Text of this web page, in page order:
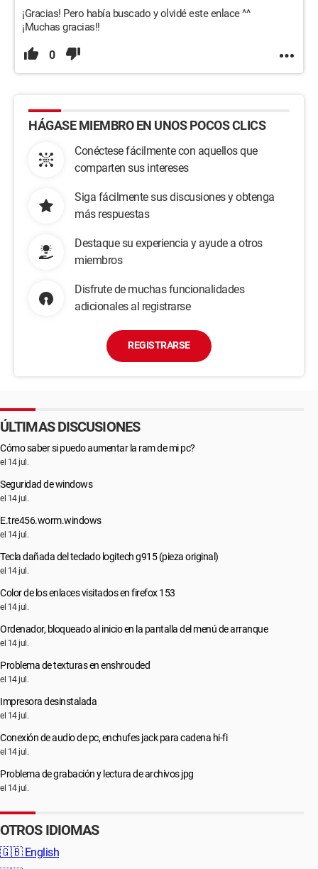
¡Gracias! Pero había buscado y olvidé este enlace ^^
¡Muchas gracias!!
0
HÁGASE MIEMBRO EN UNOS POCOS CLICS
Conéctese fácilmente con aquellos que
comparten sus intereses
Siga fácilmente sus discusiones y obtenga
más respuestas
Destaque su experiencia y ayude a otros
miembros
Disfrute de muchas funcionalidades
adicionales al registrarse
REGISTRARSE
ÚLTIMAS DISCUSIONES
Cómo saber si puedo aumentar la ram de mi pc?
el 14 jul.
Seguridad de windows
el 14 jul.
E.tre456.worm.windows
el 14 jul.
Tecla dañada del teclado logitech g915 (pieza original)
el 14 jul.
Color de los enlaces visitados en firefox 153
el 14 jul.
Ordenador, bloqueado al inicio en la pantalla del menú de arranque
el 14 jul.
Problema de texturas en enshrouded
el 14 jul.
Impresora desinstalada
el 14 jul.
Conexión de audio de pc, enchufes jack para cadena hi-fi
el 14 jul.
Problema de grabación y lectura de archivos jpg
el 14 jul.
OTROS IDIOMAS
🇬🇧 English